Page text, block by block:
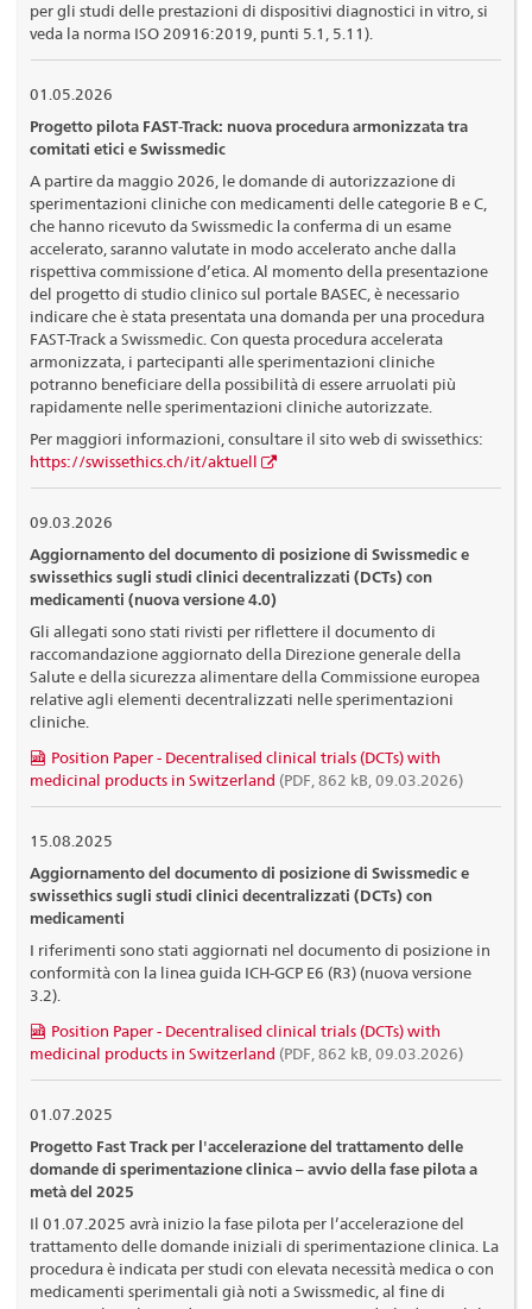
per gli studi delle prestazioni di dispositivi diagnostici in vitro, si
veda la norma ISO 20916:2019, punti 5.1, 5.11).
01.05.2026
Progetto pilota FAST-Track: nuova procedura armonizzata tra
comitati etici e Swissmedic
A partire da maggio 2026, le domande di autorizzazione di
sperimentazioni cliniche con medicamenti delle categorie B e C,
che hanno ricevuto da Swissmedic la conferma di un esame
accelerato, saranno valutate in modo accelerato anche dalla
rispettiva commissione d’etica. Al momento della presentazione
del progetto di studio clinico sul portale BASEC, è necessario
indicare che è stata presentata una domanda per una procedura
FAST-Track a Swissmedic. Con questa procedura accelerata
armonizzata, i partecipanti alle sperimentazioni cliniche
potranno beneficiare della possibilità di essere arruolati più
rapidamente nelle sperimentazioni cliniche autorizzate.
Per maggiori informazioni, consultare il sito web di swissethics:
https://swissethics.ch/it/aktuell
09.03.2026
Aggiornamento del documento di posizione di Swissmedic e
swissethics sugli studi clinici decentralizzati (DCTs) con
medicamenti (nuova versione 4.0)
Gli allegati sono stati rivisti per riflettere il documento di
raccomandazione aggiornato della Direzione generale della
Salute e della sicurezza alimentare della Commissione europea
relative agli elementi decentralizzati nelle sperimentazioni
cliniche.
Position Paper - Decentralised clinical trials (DCTs) with
medicinal products in Switzerland (PDF, 862 kB, 09.03.2026)
15.08.2025
Aggiornamento del documento di posizione di Swissmedic e
swissethics sugli studi clinici decentralizzati (DCTs) con
medicamenti
I riferimenti sono stati aggiornati nel documento di posizione in
conformità con la linea guida ICH-GCP E6 (R3) (nuova versione
3.2).
Position Paper - Decentralised clinical trials (DCTs) with
medicinal products in Switzerland (PDF, 862 kB, 09.03.2026)
01.07.2025
Progetto Fast Track per l'accelerazione del trattamento delle
domande di sperimentazione clinica – avvio della fase pilota a
metà del 2025
Il 01.07.2025 avrà inizio la fase pilota per l’accelerazione del
trattamento delle domande iniziali di sperimentazione clinica. La
procedura è indicata per studi con elevata necessità medica o con
medicamenti sperimentali già noti a Swissmedic, al fine di